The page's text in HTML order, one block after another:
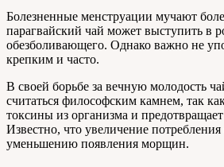
Болезненные менструации мучают
парагвайский чай может выступить в
обезболивающего. Однако важно не
крепким и часто.
В своей борьбе за вечную молодость
считаться философским камнем, так
токсины из организма и
Известно, что увеличение потребления
уменьшению появления морщин.